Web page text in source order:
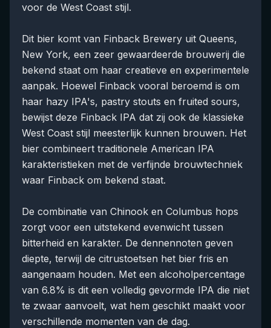
voor de West Coast stijl.
Dit bier komt van Finback Brewery uit Queens,
New York, een zeer gewaardeerde brouwerij die
bekend staat om haar creatieve en experimentele
aanpak. Hoewel Finback vooral beroemd is om
haar hazy IPA's, pastry stouts en fruited sours,
bewijst deze Finback IPA dat zij ook de klassieke
West Coast stijl meesterlijk kunnen brouwen. Het
bier combineert traditionele American IPA
karakteristieken met de verfijnde brouwtechniek
waar Finback om bekend staat.
De combinatie van Chinook en Columbus hops
zorgt voor een uitstekend evenwicht tussen
bitterheid en karakter. De dennennoten geven
diepte, terwijl de citrustoetsen het bier fris en
aangenaam houden. Met een alcoholpercentage
van 6.8% is dit een volledig gevormde IPA die niet
te zwaar aanvoelt, wat hem geschikt maakt voor
verschillende momenten van de dag.